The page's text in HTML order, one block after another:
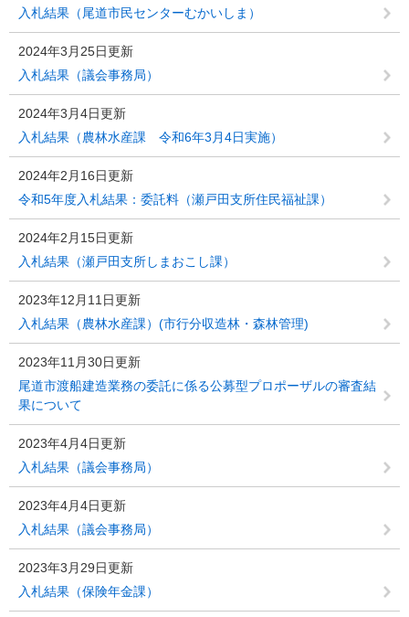
入札結果（尾道市民センターむかいしま）
2024年3月25日更新
入札結果（議会事務局）
2024年3月4日更新
入札結果（農林水産課 令和6年3月4日実施）
2024年2月16日更新
令和5年度入札結果：委託料（瀬戸田支所住民福祉課）
2024年2月15日更新
入札結果（瀬戸田支所しまおこし課）
2023年12月11日更新
入札結果（農林水産課）(市行分収造林・森林管理)
2023年11月30日更新
尾道市渡船建造業務の委託に係る公募型プロポーザルの審査結
果について
2023年4月4日更新
入札結果（議会事務局）
2023年4月4日更新
入札結果（議会事務局）
2023年3月29日更新
入札結果（保険年金課）